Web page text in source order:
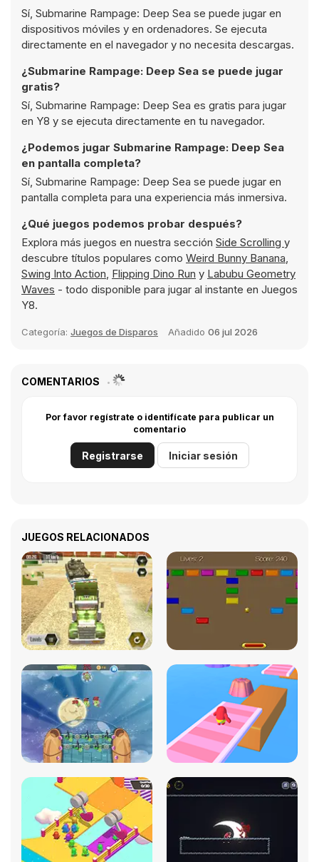
Sí, Submarine Rampage: Deep Sea se puede jugar en
dispositivos móviles y en ordenadores. Se ejecuta
directamente en el navegador y no necesita descargas.
¿Submarine Rampage: Deep Sea se puede jugar
gratis?
Sí, Submarine Rampage: Deep Sea es gratis para jugar
en Y8 y se ejecuta directamente en tu navegador.
¿Podemos jugar Submarine Rampage: Deep Sea
en pantalla completa?
Sí, Submarine Rampage: Deep Sea se puede jugar en
pantalla completa para una experiencia más inmersiva.
¿Qué juegos podemos probar después?
Explora más juegos en nuestra sección Side Scrolling y
descubre títulos populares como Weird Bunny Banana,
Swing Into Action, Flipping Dino Run y Labubu Geometry
Waves - todo disponible para jugar al instante en Juegos
Y8.
Categoría: Juegos de Disparos Añadido 06 jul 2026
COMENTARIOS
Por favor regístrate o identifícate para publicar un
comentario
Registrarse Iniciar sesión
JUEGOS RELACIONADOS